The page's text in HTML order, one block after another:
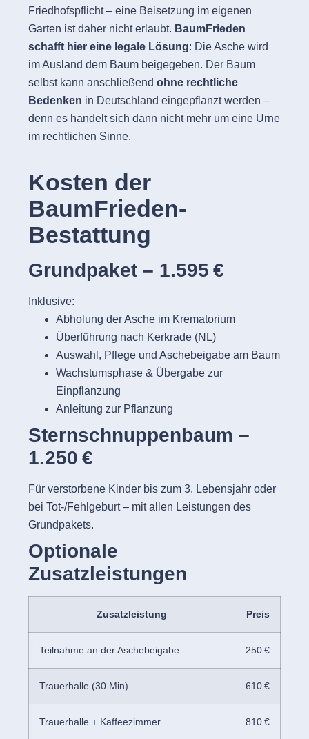
Friedhofspflicht – eine Beisetzung im eigenen
Garten ist daher nicht erlaubt. BaumFrieden
schafft hier eine legale Lösung: Die Asche wird
im Ausland dem Baum beigegeben. Der Baum
selbst kann anschließend ohne rechtliche
Bedenken in Deutschland eingepflanzt werden –
denn es handelt sich dann nicht mehr um eine Urne
im rechtlichen Sinne.
Kosten der
BaumFrieden-
Bestattung
Grundpaket – 1.595 €
Inklusive:
Abholung der Asche im Krematorium
Überführung nach Kerkrade (NL)
Auswahl, Pflege und Aschebeigabe am Baum
Wachstumsphase & Übergabe zur
Einpflanzung
Anleitung zur Pflanzung
Sternschnuppenbaum –
1.250 €
Für verstorbene Kinder bis zum 3. Lebensjahr oder
bei Tot-/Fehlgeburt – mit allen Leistungen des
Grundpakets.
Optionale
Zusatzleistungen
Zusatzleistung Preis
Teilnahme an der Aschebeigabe 250 €
Trauerhalle (30 Min) 610 €
Trauerhalle + Kaffeezimmer 810 €